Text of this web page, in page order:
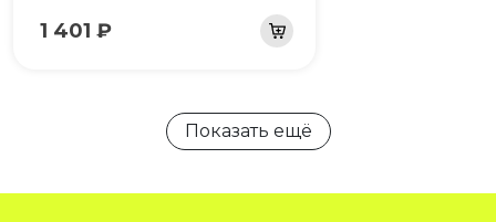
1 401 ₽
Показать ещё